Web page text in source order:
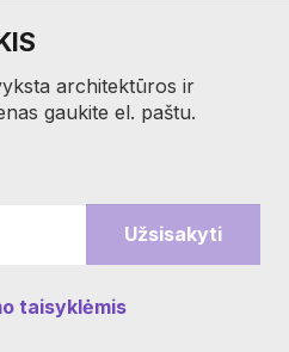
architektūros ir
gaukite el. paštu.
taisyklėmis